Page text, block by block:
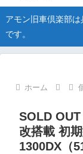
アモン旧車倶楽部
です。
ホーム
SOLD
改搭載 初
1300DX（